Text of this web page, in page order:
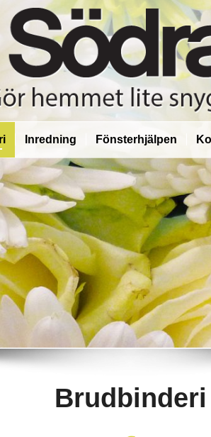
Inredning Fönsterhjälpen
Brudbinderi